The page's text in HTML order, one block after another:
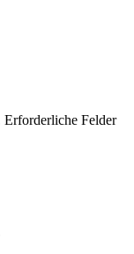
Erforderliche Felder